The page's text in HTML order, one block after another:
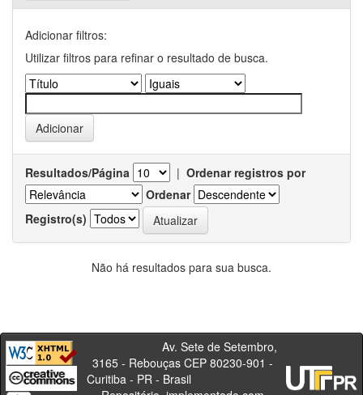
Adicionar filtros:
Utilizar filtros para refinar o resultado de busca.
Resultados/Página | Ordenar registros por
Ordenar
Registro(s)
Não há resultados para sua busca.
Av. Sete de Setembro,
3165 - Rebouças CEP 80230-901 -
Curitiba - PR - Brasil